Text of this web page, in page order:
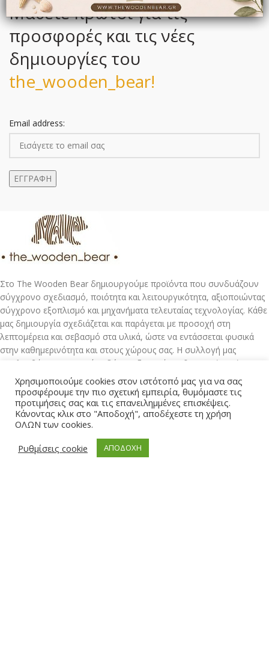
Μάθετε πρώτοι για τις
προσφορές και τις νέες
δημιουργίες του
the_wooden_bear!
Email address:
Στο The Wooden Bear δημιουργούμε προϊόντα που συνδυάζουν
σύγχρονο σχεδιασμό, ποιότητα και λειτουργικότητα, αξιοποιώντας
σύγχρονο εξοπλισμό και μηχανήματα τελευταίας τεχνολογίας. Κάθε
μας δημιουργία σχεδιάζεται και παράγεται με προσοχή στη
λεπτομέρεια και σεβασμό στα υλικά, ώστε να εντάσσεται φυσικά
στην καθημερινότητα και στους χώρους σας. Η συλλογή μας
περιλαμβάνει προσεγμένα δώρα, αξεσουάρ καθημερινής χρήσης και
μοντέρνες προτάσεις διακόσμησης για το σπίτι και τον
επαγγελματικό χώρο, με έμφαση στη διαχρονική αισθητική και
ποιότητα. Παράλληλα, η οργανωμένη παραγωγική μας δυνατότητα
μάς επιτρέπει να αναλαμβάνουμε και να ολοκληρώνουμε με
συνέπεια μεγάλους όγκους παραγγελιών. Στο The Wooden Bear, με
επαγγελματισμό, δίνουμε ιδιαίτερη σημασία στη σχέση
εμπιστοσύνης με τους πελάτες μας. Επενδύουμε στη σταθερή
Χρησιμοποιούμε cookies στον ιστότοπό μας για να σας
προσφέρουμε την πιο σχετική εμπειρία, θυμόμαστε τις
προτιμήσεις σας και τις επανειλημμένες επισκέψεις.
Κάνοντας κλικ στο "Αποδοχή", αποδέχεστε τη χρήση
ΟΛΩΝ των cookies.
Ρυθμίσεις cookie
ΑΠΟΔΟΧΗ